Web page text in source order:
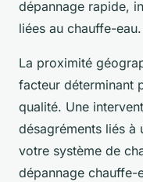
dépannage rapide,
liées au chauffe-eau.
La proximité
facteur déterminant
qualité. Une
désagréments liés à
votre système de
dépannage chauffe-